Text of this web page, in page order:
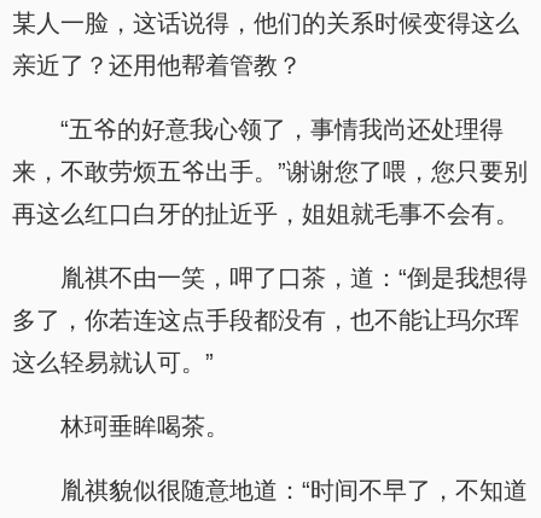
某人一脸，这话说得，他们的关系时候变得这么
亲近了？还用他帮着管教？
“五爷的好意我心领了，事情我尚还处理得
来，不敢劳烦五爷出手。”谢谢您了喂，您只要别
再这么红口白牙的扯近乎，姐姐就毛事不会有。
胤祺不由一笑，呷了口茶，道：“倒是我想得
多了，你若连这点手段都没有，也不能让玛尔珲
这么轻易就认可。”
林珂垂眸喝茶。
胤祺貌似很随意地道：“时间不早了，不知道